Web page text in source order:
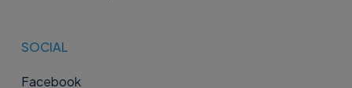
SOCIAL
Facebook